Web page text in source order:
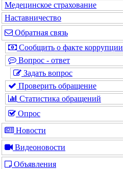
Медецинское страхование
Наставничество
Обратная связь
Сообщить о факте коррупции
Вопрос - ответ
Задать вопрос
Проверить обращение
Статистика обращений
Опрос
Новости
Видеоновости
Объявления